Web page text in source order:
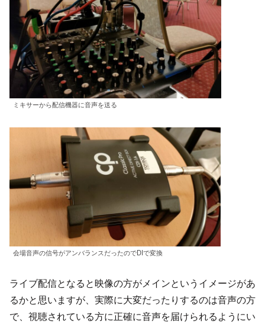
ミキサーから配信機器に音声を送る
会場音声の信号がアンバランスだったのでDIで変換
ライブ配信となると映像の方がメインというイメージがあ
るかと思いますが、実際に大変だったりするのは音声の方
で、視聴されている方に正確に音声を届けられるようにい